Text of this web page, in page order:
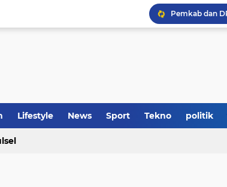
Lifestyle News Sport Tekno politik